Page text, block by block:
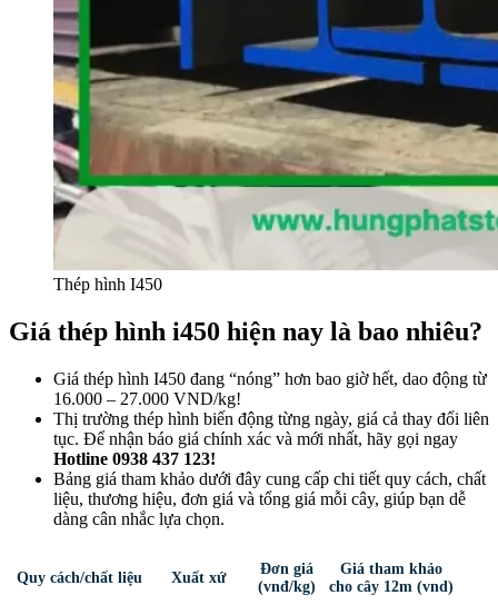
Thép hình I450
Giá thép hình i450 hiện nay là bao nhiêu?
Giá thép hình I450 đang “nóng” hơn bao giờ hết, dao động từ
16.000 – 27.000 VND/kg!
Thị trường thép hình biến động từng ngày, giá cả thay đổi liên
tục. Để nhận báo giá chính xác và mới nhất, hãy gọi ngay
Hotline 0938 437 123!
Bảng giá tham khảo dưới đây cung cấp chi tiết quy cách, chất
liệu, thương hiệu, đơn giá và tổng giá mỗi cây, giúp bạn dễ
dàng cân nhắc lựa chọn.
Quy cách/chất liệu Xuất xứ
Đơn giá
(vnđ/kg)
Giá tham khảo
cho cây 12m (vnd)